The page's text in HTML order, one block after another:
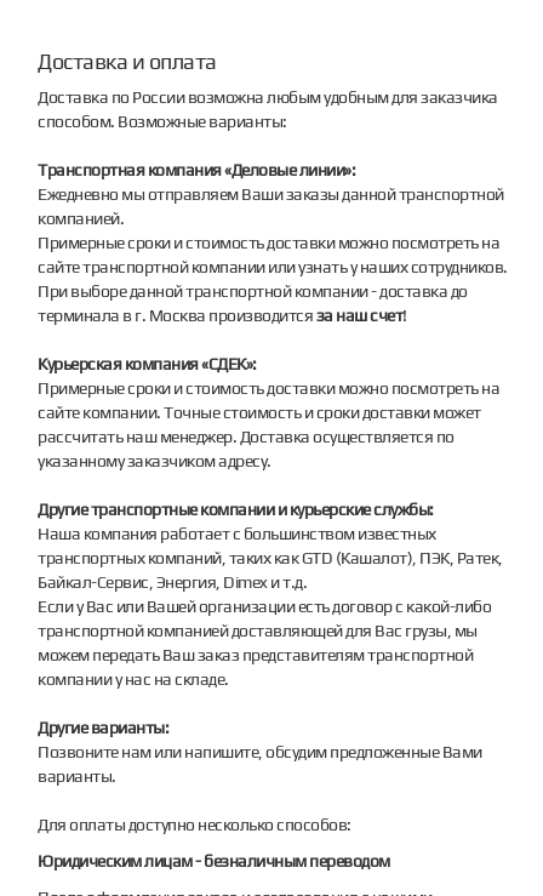
Доставка и оплата
Доставка по России возможна любым удобным для заказчика
способом. Возможные варианты:
Транспортная компания «Деловые линии»:
Ежедневно мы отправляем Ваши заказы данной транспортной
компанией.
Примерные сроки и стоимость доставки можно посмотреть на
сайте транспортной компании или узнать у наших сотрудников.
При выборе данной транспортной компании - доставка до
терминала в г. Москва производитсяза наш счет!
Курьерская компания «СДЕК»:
Примерные сроки и стоимость доставки можно посмотреть на
сайте компании. Точные стоимость и сроки доставки может
рассчитать наш менеджер. Доставка осуществляется по
указанному заказчиком адресу.
Другие транспортные компании и курьерские службы:
Наша компания работает с большинством известных
транспортных компаний, таких как GTD (Кашалот), ПЭК, Ратек,
Байкал-Сервис, Энергия, Dimex и т.д.
Если у Вас или Вашей организации есть договор с какой-либо
транспортной компанией доставляющей для Вас грузы, мы
можем передать Ваш заказ представителям транспортной
компании у нас на складе.
Другие варианты:
Позвоните нам или напишите, обсудим предложенные Вами
варианты.
Для оплаты доступно несколько способов:
Юридическим лицам - безналичным переводом